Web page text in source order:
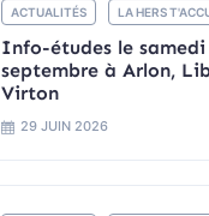
ACTUALITÉS LA HERS
Info-études le samedi
septembre à Arlon,
Virton
29 JUIN 2026